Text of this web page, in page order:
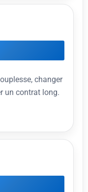
changer
un contrat long.